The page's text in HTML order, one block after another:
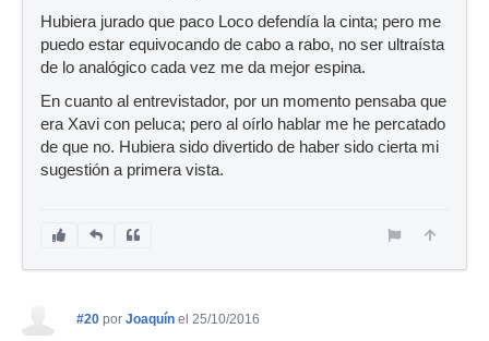
Hubiera jurado que paco Loco defendía la cinta; pero me
puedo estar equivocando de cabo a rabo, no ser ultraísta
de lo analógico cada vez me da mejor espina.
En cuanto al entrevistador, por un momento pensaba que
era Xavi con peluca; pero al oírlo hablar me he percatado
de que no. Hubiera sido divertido de haber sido cierta mi
sugestión a primera vista.
#20 por Joaquín el 25/10/2016